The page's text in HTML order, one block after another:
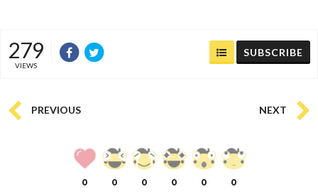
279
VIEWS
SUBSCRIBE
PREVIOUS NEXT
0 0 0 0 0 0